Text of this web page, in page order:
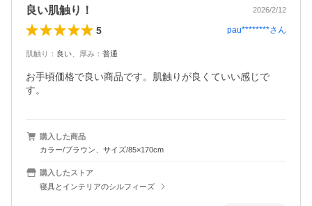
良い肌触り！ 2026/2/12
5 pau********さん
肌触り ： 良い 厚み ： 普通
お手頃価格で良い商品です。肌触りが良くていい感じで
す。
購入した商品
カラー/ブラウン、サイズ/85×170cm
購入したストア
寝具とインテリアのシルフィーズ